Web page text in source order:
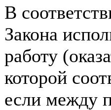
В
Закона
работу
которой
если между